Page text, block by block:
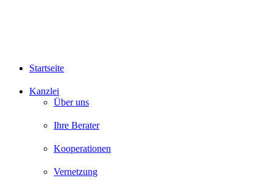
Startseite
Kanzlei
Über uns
Ihre Berater
Kooperationen
Vernetzung